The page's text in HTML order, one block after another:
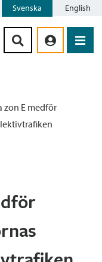
Svenska English
zon E medför